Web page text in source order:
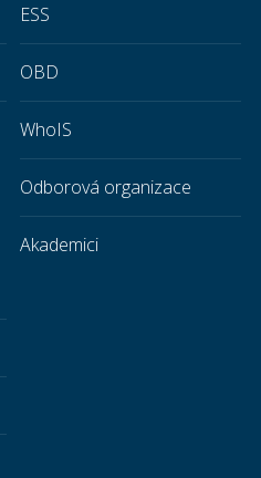
ESS
OBD
WhoIS
Odborová organizace
Akademici